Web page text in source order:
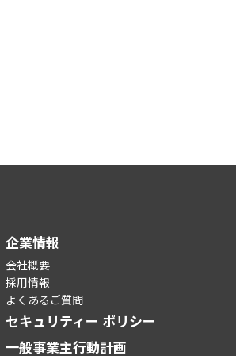
企業情報
会社概要
採用情報
よくあるご質問
セキュリティー ポリシー
一般事業主行動計画